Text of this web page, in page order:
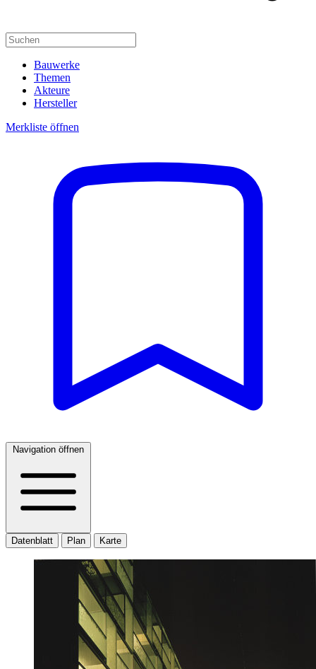
Bauwerke
Themen
Akteure
Hersteller
Merkliste öffnen
Navigation öffnen
Datenblatt Plan Karte